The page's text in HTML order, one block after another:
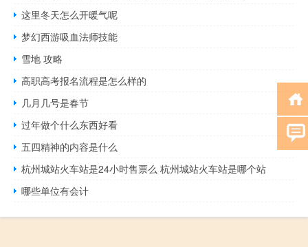
这里冬天怎么开暖气呢
梦幻西游吸血法师技能
雪地 攻略
高职高考报名流程是怎么样的
几月几号是春节
过年做个什么东西好看
五四精神的内容是什么
杭州城站火车站是24小时售票么 杭州城站火车站是哪个站
哪些单位有会计